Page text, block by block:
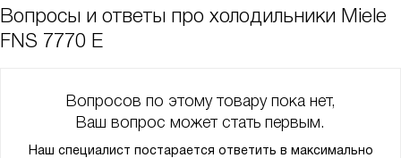
Вопросы и ответы про холодильники Miele
FNS 7770 E
Вопросов по этому товару пока нет,
Ваш вопрос может стать первым.
Наш специалист постарается ответить в максимально